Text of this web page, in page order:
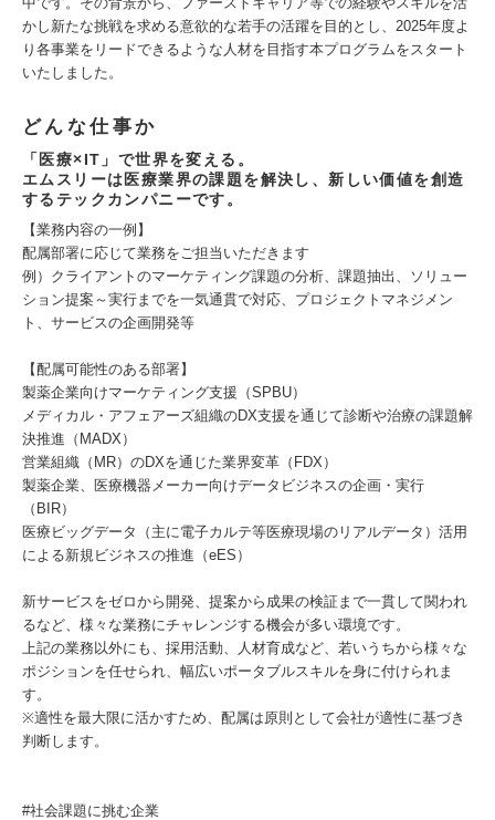
かし新たな挑戦を求める意欲的な若手の活躍を目的とし、2025年度よ
り各事業をリードできるような人材を目指す本プログラムをスタート
いたしました。
どんな仕事か
「医療×IT」で世界を変える。
エムスリーは医療業界の課題を解決し、新しい価値を創造
するテックカンパニーです。
【業務内容の一例】
配属部署に応じて業務をご担当いただきます
例）クライアントのマーケティング課題の分析、課題抽出、ソリュー
ション提案～実行までを一気通貫で対応、プロジェクトマネジメン
ト、サービスの企画開発等
【配属可能性のある部署】
製薬企業向けマーケティング支援（SPBU）
メディカル・アフェアーズ組織のDX支援を通じて診断や治療の課題解
決推進（MADX）
営業組織（MR）のDXを通じた業界変革（FDX）
製薬企業、医療機器メーカー向けデータビジネスの企画・実行
（BIR）
医療ビッグデータ（主に電子カルテ等医療現場のリアルデータ）活用
による新規ビジネスの推進（eES）
新サービスをゼロから開発、提案から成果の検証まで一貫して関われ
るなど、様々な業務にチャレンジする機会が多い環境です。
上記の業務以外にも、採用活動、人材育成など、若いうちから様々な
ポジションを任せられ、幅広いポータブルスキルを身に付けられま
す。
※適性を最大限に活かすため、配属は原則として会社が適性に基づき
判断します。
#社会課題に挑む企業